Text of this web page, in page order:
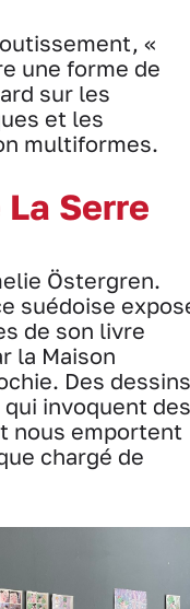
«
une forme de
sur les
et les
multiformes.
Serre
Östergren.
suédoise
de son livre
la Maison
Des dessins
invoquent des
nous emportent
chargé de